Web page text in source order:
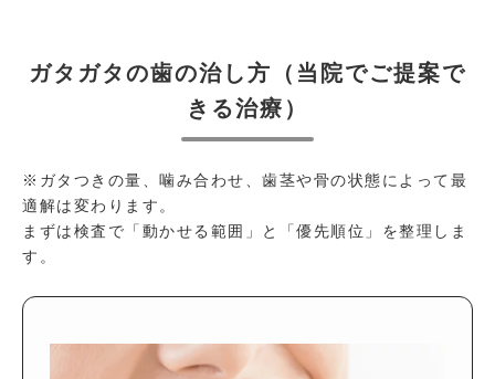
ガタガタの歯の治し方（当院でご提案で
きる治療）
※ガタつきの量、噛み合わせ、歯茎や骨の状態によって最
適解は変わります。
まずは検査で「動かせる範囲」と「優先順位」を整理しま
す。